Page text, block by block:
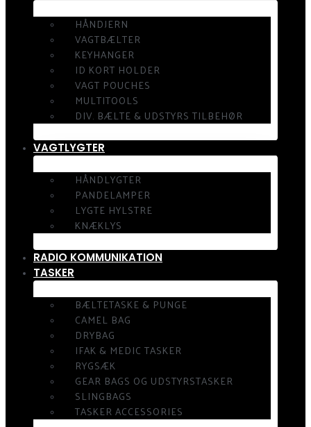
HÅNDJERN
VAGTBÆLTER
KEYHANGER
ID KORT HOLDER
VAGT POUCHES
MULTITOOLS
DIV. BÆLTE & UDSTYRS TILBEHØR
VAGTLYGTER
HÅNDLYGTER
PANDELAMPER
LYGTE HYLSTRE
KNÆKLYS
RADIO KOMMUNIKATION
TASKER
BÆLTETASKE & PUNGE
CAMEL BAG
DRYBAG
IFAK & MEDIC TASKER
RYGSÆK
GEAR BAGS OG UDSTYRSTASKER
SLINGBAGS
TASKER ACCESSORIES